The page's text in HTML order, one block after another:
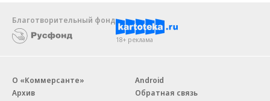
Благотворительный фонд
18+ реклама
О «Коммерсанте»
Архив
Android
Обратная связь